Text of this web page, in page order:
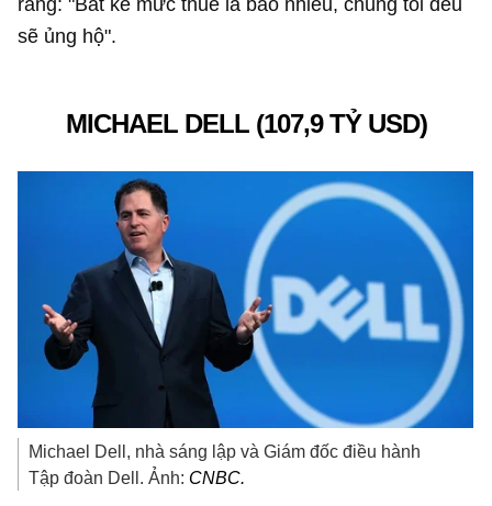
sẽ ủng hộ".
MICHAEL DELL (107,9 TỶ USD)
Michael Dell, nhà sáng lập và Giám đốc điều hành
Tập đoàn Dell. Ảnh: CNBC.